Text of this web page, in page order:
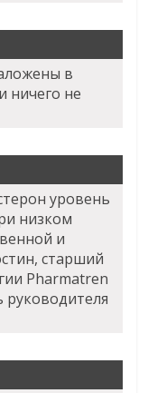
в
ничего не
уровень
низком
и
старший
Pharmatren
руководителя